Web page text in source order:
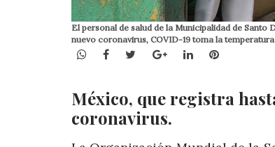
El personal de salud de la Municipalidad de
nuevo coronavirus, COVID-19 toma la
WhatsApp
Facebook
TwitterGoogle+LinkedInPinterest
México, que registra
coronavirus.